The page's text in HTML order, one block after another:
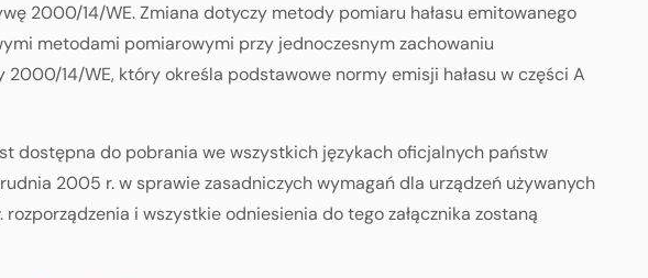
2000/14/WE. Zmiana dotyczy metody pomiaru hałasu emitowanego
metodami pomiarowymi przy jednoczesnym zachowaniu
14/WE, który określa podstawowe normy emisji hałasu w części A
dostępna do pobrania we wszystkich językach oficjalnych państw
2005 r. w sprawie zasadniczych wymagań dla urządzeń używanych
i wszystkie odniesienia do tego załącznika zostaną